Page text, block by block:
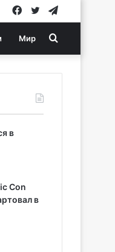
Twitter
Facebook
Мир Search
for
в
Con
в